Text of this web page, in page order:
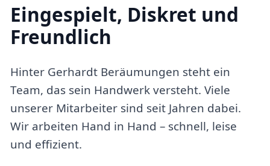
Eingespielt, Diskret und
Freundlich
Hinter Gerhardt Beräumungen steht ein
Team, das sein Handwerk versteht. Viele
unserer Mitarbeiter sind seit Jahren dabei.
Wir arbeiten Hand in Hand – schnell, leise
und effizient.